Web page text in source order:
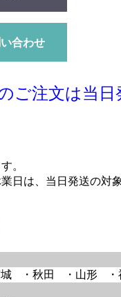
合わせ
ご注文は当日
。
日は、当日発送の対
城 ・秋田 ・山形